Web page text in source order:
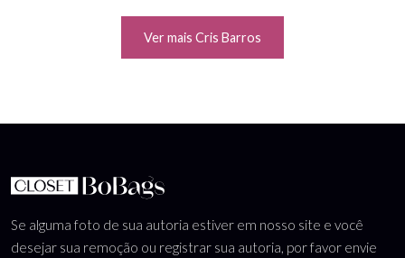
Ver mais Cris Barros
Se alguma foto de sua autoria estiver em nosso site e você